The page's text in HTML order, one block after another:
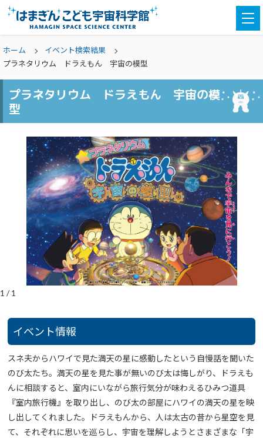
ホーム
イベント検索結果
プラネタリウム ドラえもん 宇宙の模型
プラネタリウム ドラえもん 宇宙の模
型
1 /1
イベント情報
スネ夫からハワイで見た満天の星に感動したという自慢話を聞いた
のび太たち。満天の星を見た事が無いのび太は悔しがり、ドラえも
んに相談すると、室内にいながら旅行気分が味わえるひみつ道具
『室内旅行機』を取り出し、のび太の部屋にハワイの満天の星を映
し出してくれました。ドラえもんから、人は太古の昔から星空を見
て、それぞれに思いを巡らし、宇宙を理解しようとさまざまな「宇